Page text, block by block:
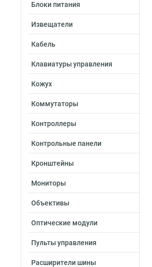
Блоки питания
Извещатели
Кабель
Клавиатуры управления
Кожух
Коммутаторы
Контроллеры
Контрольные панели
Кронштейны
Мониторы
Объективы
Оптические модули
Пульты управления
Расширители шины